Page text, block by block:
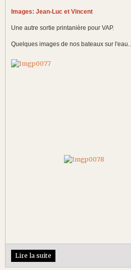
Images: Jean-Luc et Vincent
Une autre sortie printanière pour VAP.
Quelques images de nos bateaux sur l'eau....
Lire la suite